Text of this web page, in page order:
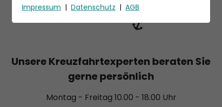
Impressum | Datenschutz | AGB
Unsere Kreuzfahrtexperten beraten Sie
gerne persönlich
Montag - Freitag 10.00 - 18.00 Uhr